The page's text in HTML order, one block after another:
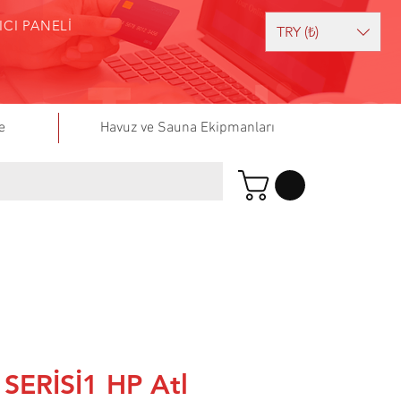
PANELİ TRY (₺)
Havuz ve Sauna Ekipmanları
HP Atl